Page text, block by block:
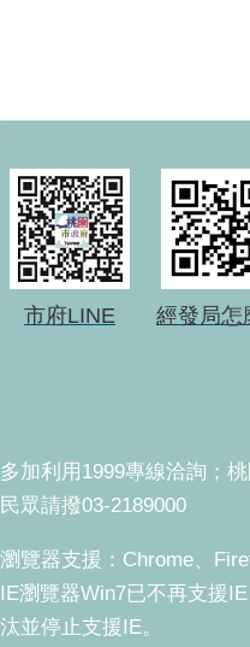
:::
市府LINE 經發局怎
多加利用1999專線洽詢；
民眾請撥03-2189000
瀏覽器支援：Chrome、
IE瀏覽器Win7已不再支援
汰並停止支援IE。